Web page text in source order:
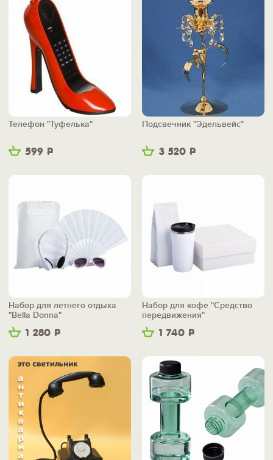
599 Р
Телефон "Туфелька"
3 520 Р
Подсвечник "Эдельвейс"
1 280 Р
Набор для летнего отдыха
"Bella Donna"
1 740 Р
Набор для кофе "Средство
передвижения"